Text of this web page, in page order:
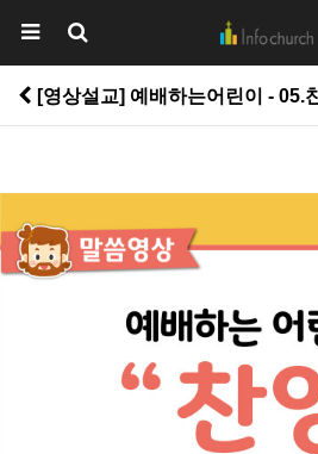
[영상설교] 예배하는어린이 - 05.